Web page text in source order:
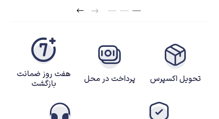
تحویل اکسپرس پرداخت در محل
هفت روز ضمانت
بازگشت